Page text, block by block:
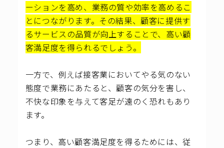
ーションを高め、業務の質や効率を高めるこ
とにつながります。その結果、顧客に提供す
るサービスの品質が向上することで、高い顧
客満足度を得られるでしょう。
一方で、例えば接客業においてやる気のない
態度で業務にあたると、顧客の気分を害し、
不快な印象を与えて客足が遠のく恐れもあり
ます。
つまり、高い顧客満足度を得るためには、従